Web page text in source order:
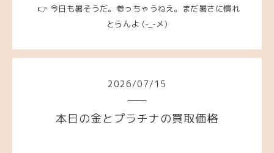
👉 今日も暑そうだ。参っちゃうねえ。まだ暑さに慣れ
とらんよ (-_-メ)
2026/07/ 15
本日の金とプラチナの買取価格